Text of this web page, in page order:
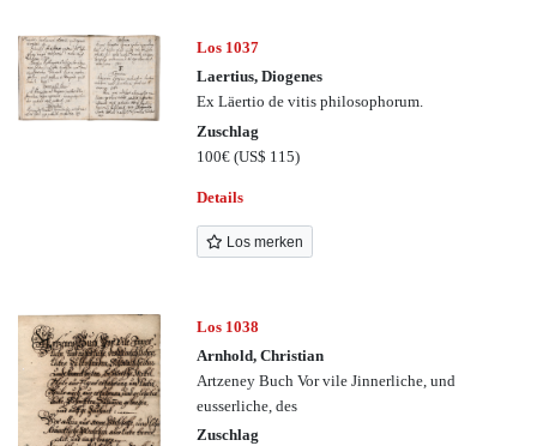
Los 1037
Laertius, Diogenes
Ex Läertio de vitis philosophorum.
Zuschlag
100€(US$ 115)
Details
Los merken
Los 1038
Arnhold, Christian
Artzeney Buch Vor vile Jinnerliche, und
eusserliche, des
Zuschlag